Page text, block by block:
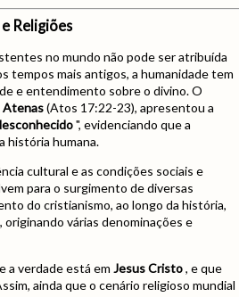
Religiões
no mundo não pode ser atribuída
tempos mais antigos, a humanidade tem
e entendimento sobre o divino. O
Atenas(Atos 17:22-23), apresentou a
", evidenciando que a
história humana.
cultural e as condições sociais e
para o surgimento de diversas
do cristianismo, ao longo da história,
, originando várias denominações e
a verdade está em Jesus Cristo, e que
ainda que o cenário religioso mundial